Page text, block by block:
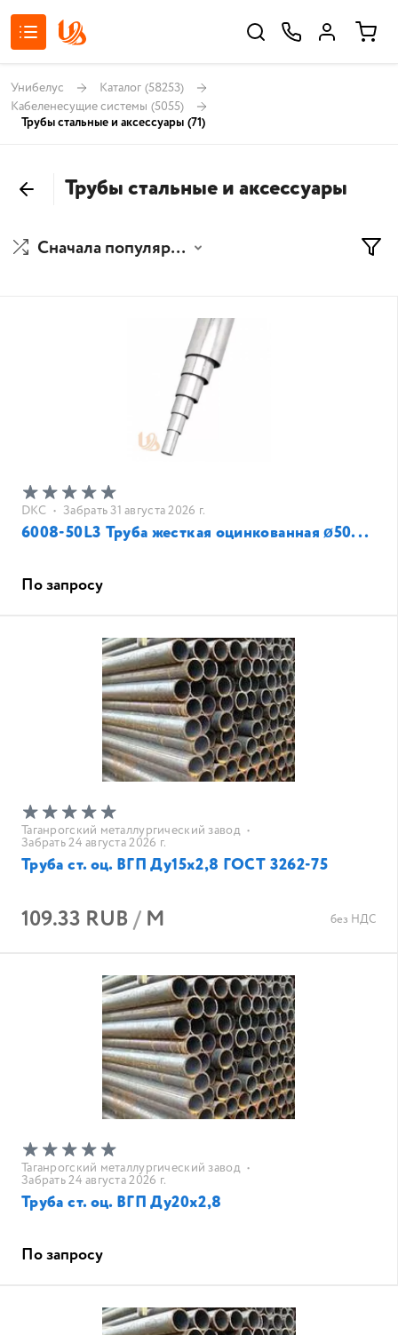
Унибелус Каталог (58253)
Кабеленесущие системы (5055)
Трубы стальные и аксессуары (71)
Трубы стальные и аксессуары
Сначала популярные
DKC • Забрать 31 августа 2026 г.
6008-50L3 Труба жесткая оцинкованная ø50...
По запросу
Таганрогский металлургический завод •
Забрать 24 августа 2026 г.
Труба ст. оц. ВГП Ду15х2,8 ГОСТ 3262-75
109.33 RUB/ М без НДС
Таганрогский металлургический завод •
Забрать 24 августа 2026 г.
Труба ст. оц. ВГП Ду20х2,8
По запросу